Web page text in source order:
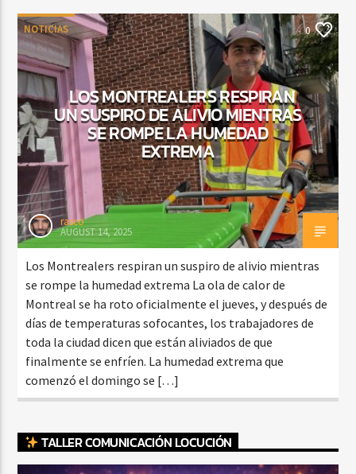
NOTICIAS 0
LOS MONTREALERS RESPIRAN
UN SUSPIRO DE ALIVIO MIENTRAS
SE ROMPE LA HUMEDAD
EXTREMA
rasco
AUGUST 14, 2025
Los Montrealers respiran un suspiro de alivio mientras
se rompe la humedad extrema La ola de calor de
Montreal se ha roto oficialmente el jueves, y después de
días de temperaturas sofocantes, los trabajadores de
toda la ciudad dicen que están aliviados de que
finalmente se enfríen. La humedad extrema que
comenzó el domingo se […]
TALLER COMUNICACIÓN LOCUCIÓN